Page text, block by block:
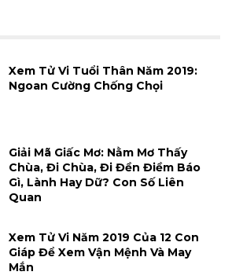
Xem Tử Vi Tuổi Thân Năm 2019:
Ngoan Cường Chống Chọi
Giải Mã Giấc Mơ: Nằm Mơ Thấy
Chùa, Đi Chùa, Đi Đền Điềm Báo
Gì, Lành Hay Dữ? Con Số Liên
Quan
Xem Tử Vi Năm 2019 Của 12 Con
Giáp Để Xem Vận Mệnh Và May
Mắn